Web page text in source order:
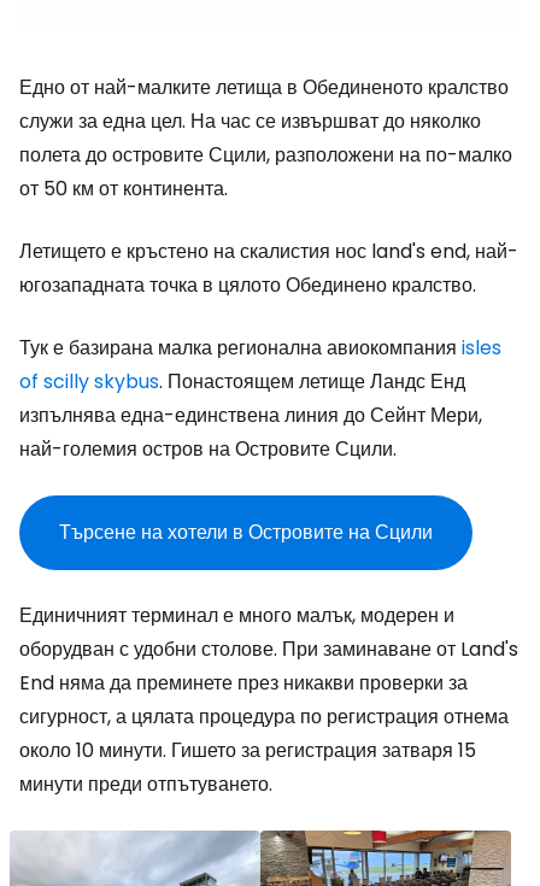
Едно от най-малките летища в Обединеното кралство
служи за една цел. На час се извършват до няколко
полета до островите Сцили, разположени на по-малко
от 50 км от континента.
Летището е кръстено на скалистия нос land's end, най-
югозападната точка в цялото Обединено кралство.
Тук е базирана малка регионална авиокомпания isles
of scilly skybus. Понастоящем летище Ландс Енд
изпълнява една-единствена линия до Сейнт Мери,
най-големия остров на Островите Сцили.
Търсене на хотели в Островите на Сцили
Единичният терминал е много малък, модерен и
оборудван с удобни столове. При заминаване от Land's
End няма да преминете през никакви проверки за
сигурност, а цялата процедура по регистрация отнема
около 10 минути. Гишето за регистрация затваря 15
минути преди отпътуването.